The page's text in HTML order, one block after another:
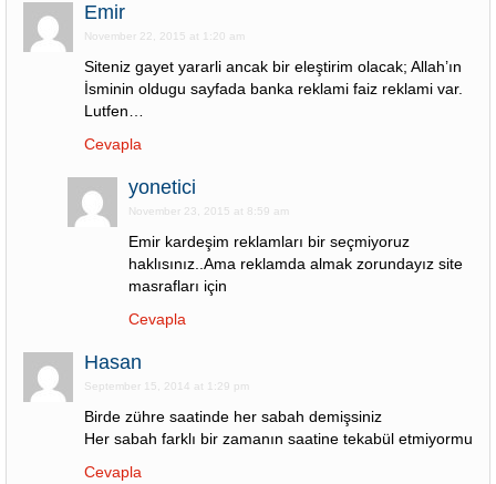
Emir
November 22, 2015 at 1:20 am
Siteniz gayet yararli ancak bir eleştirim olacak; Allah’ın
İsminin oldugu sayfada banka reklami faiz reklami var.
Lutfen…
Cevapla
yonetici
November 23, 2015 at 8:59 am
Emir kardeşim reklamları bir seçmiyoruz
haklısınız..Ama reklamda almak zorundayız site
masrafları için
Cevapla
Hasan
September 15, 2014 at 1:29 pm
Birde zühre saatinde her sabah demişsiniz
Her sabah farklı bir zamanın saatine tekabül etmiyormu
Cevapla